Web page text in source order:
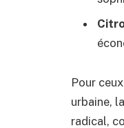
Pour
urbaine,
radical,